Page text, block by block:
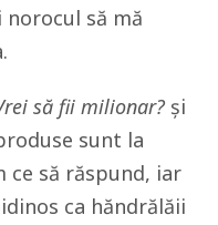
să mă
să fii milionar? și
sunt la
ce să răspund, iar
ca hăndrălăii